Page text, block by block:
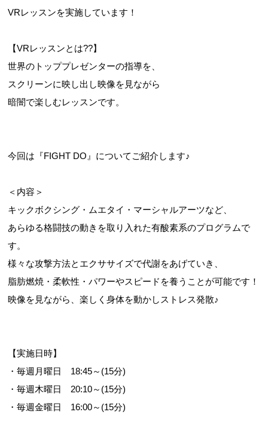
VRレッスンを実施しています！
【VRレッスンとは??】
世界のトッププレゼンターの指導を、
スクリーンに映し出し映像を見ながら
暗闇で楽しむレッスンです。
今回は『FIGHT DO』についてご紹介します♪
＜内容＞
キックボクシング・ムエタイ・マーシャルアーツなど、
あらゆる格闘技の動きを取り入れた有酸素系のプログラムで
す。
様々な攻撃方法とエクササイズで代謝をあげていき、
脂肪燃焼・柔軟性・パワーやスピードを養うことが可能です！
映像を見ながら、楽しく身体を動かしストレス発散♪
【実施日時】
・毎週月曜日 18:45～(15分)
・毎週木曜日 20:10～(15分)
・毎週金曜日 16:00～(15分)